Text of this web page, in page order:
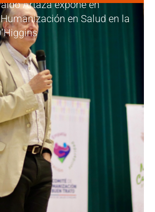
Artaza expone en
en Salud en la